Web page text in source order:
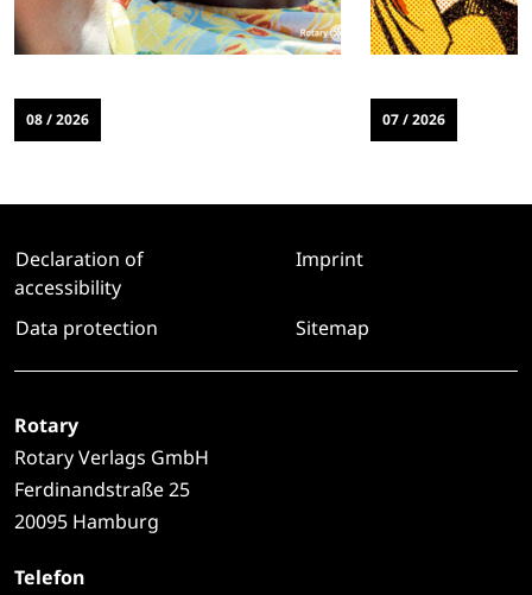
08 / 2026 07 / 2026
Declaration of
accessibility
Imprint
Data protection Sitemap
Rotary
Rotary Verlags GmbH
Ferdinandstraße 25
20095 Hamburg
Telefon